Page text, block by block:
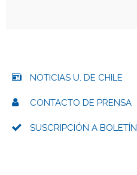
NOTICIAS U. DE CHILE
CONTACTO DE PRENSA
SUSCRIPCIÓN A BOLETÍN